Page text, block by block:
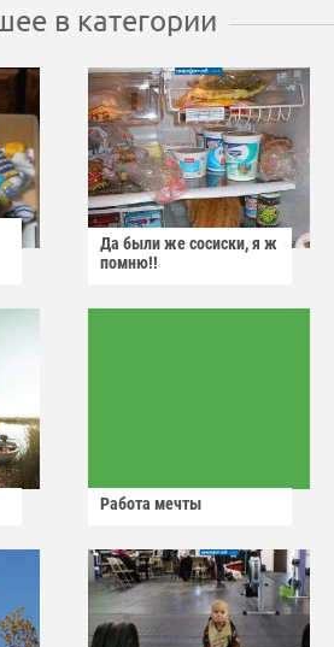
в категории
Да были же сосиски, я ж
помню!!
Работа мечты